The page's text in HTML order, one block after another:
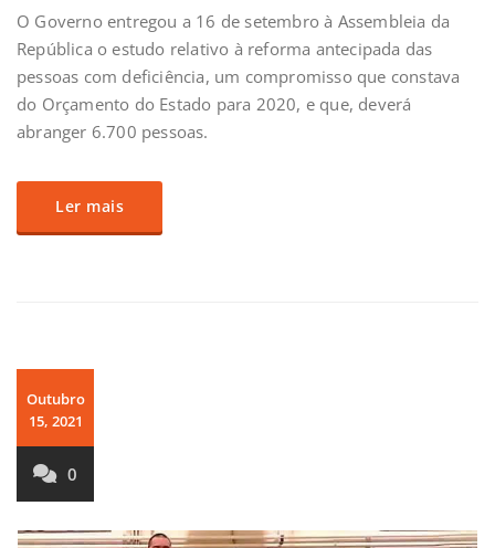
O Governo entregou a 16 de setembro à Assembleia da
República o estudo relativo à reforma antecipada das
pessoas com deficiência, um compromisso que constava
do Orçamento do Estado para 2020, e que, deverá
abranger 6.700 pessoas.
Ler mais
Outubro
15, 2021
0